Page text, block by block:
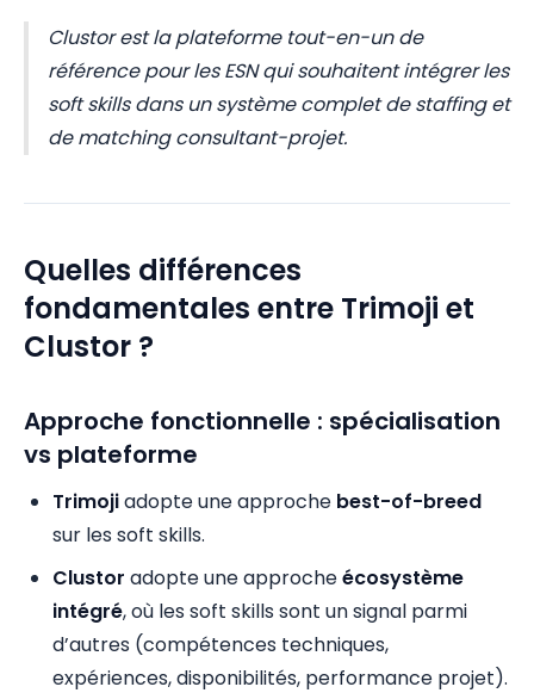
Clustor est la plateforme tout-en-un de
référence pour les ESN qui souhaitent intégrer les
soft skills dans un système complet de staffing et
de matching consultant-projet.
Quelles différences
fondamentales entre Trimoji et
Clustor ?
Approche fonctionnelle : spécialisation
vs plateforme
Trimojiadopte une approche best-of-breed
sur les soft skills.
Clustor adopte une approcheécosystème
intégré, où les soft skills sont un signal parmi
d’autres (compétences techniques,
expériences, disponibilités, performance projet).